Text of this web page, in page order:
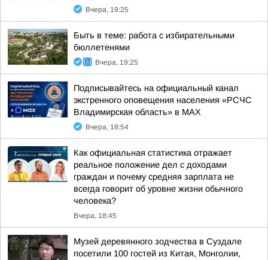
Вчера, 19:25
Быть в теме: работа с избирательными
бюллетенями
Вчера, 19:25
Подписывайтесь на официальный канал
экстренного оповещения населения «РСЧС
Владимирская область» в МАХ
Вчера, 18:54
Как официальная статистика отражает
реальное положение дел с доходами
граждан и почему средняя зарплата не
всегда говорит об уровне жизни обычного
человека?
Вчера, 18:45
Музей деревянного зодчества в Суздале
посетили 100 гостей из Китая, Монголии,